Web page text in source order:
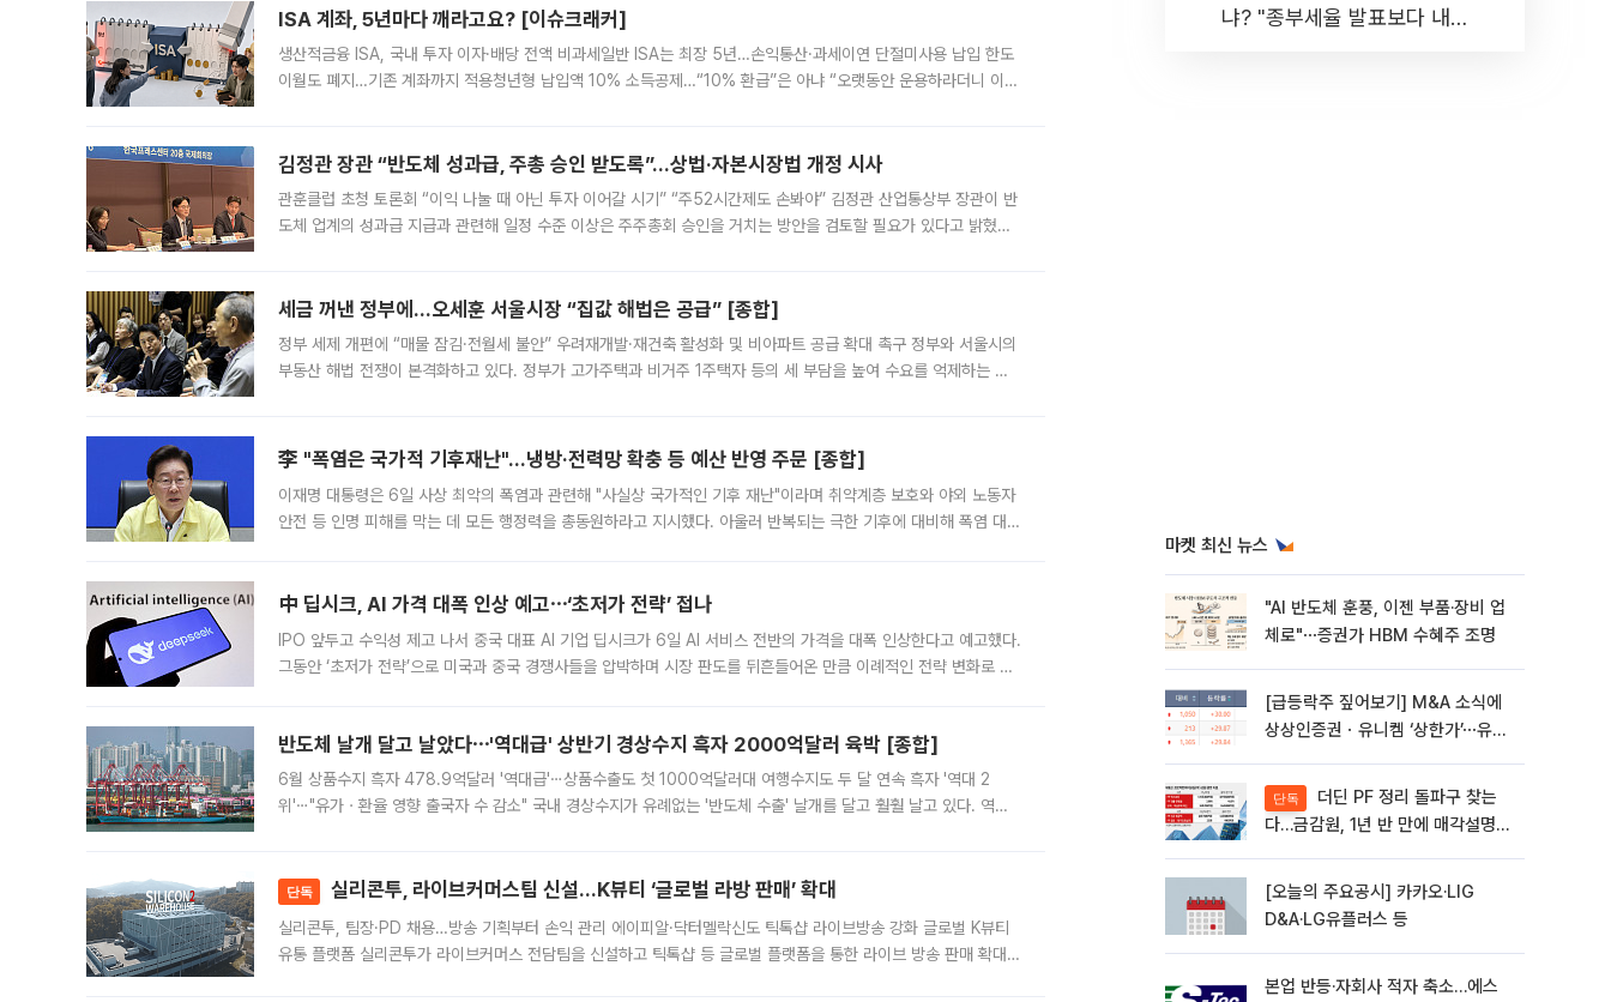
ISA 계좌, 5년마다 깨라고요? [이슈크래커]
생산적금융 ISA, 국내 투자 이자·배당 전액 비과세일반 ISA는 최장 5년…손익통산·과세이연 단절미사용 납입 한도
이월도 폐지…기존 계좌까지 적용청년형 납입액 10% 소득공제…“10% 환급”은 아냐 “오랫동안 운용하라더니 이제
김정관 장관 “반도체 성과급, 주총 승인 받도록”…상법·자본시장법 개정 시사
관훈클럽 초청 토론회 “이익 나눌 때 아닌 투자 이어갈 시기” “주52시간제도 손봐야” 김정관 산업통상부 장관이 반
도체 업계의 성과급 지급과 관련해 일정 수준 이상은 주주총회 승인을 거치는 방안을 검토할 필요가 있다고 밝혔다.
세금 꺼낸 정부에…오세훈 서울시장 “집값 해법은 공급” [종합]
정부 세제 개편에 “매물 잠김·전월세 불안” 우려재개발·재건축 활성화 및 비아파트 공급 확대 촉구 정부와 서울시의
부동산 해법 전쟁이 본격화하고 있다. 정부가 고가주택과 비거주 1주택자 등의 세 부담을 높여 수요를 억제하는 카
李 "폭염은 국가적 기후재난"…냉방·전력망 확충 등 예산 반영 주문 [종합]
이재명 대통령은 6일 사상 최악의 폭염과 관련해 "사실상 국가적인 기후 재난"이라며 취약계층 보호와 야외 노동자
안전 등 인명 피해를 막는 데 모든 행정력을 총동원하라고 지시했다. 아울러 반복되는 극한 기후에 대비해 폭염 대응
中 딥시크, AI 가격 대폭 인상 예고⋯‘초저가 전략’ 접나
IPO 앞두고 수익성 제고 나서 중국 대표 AI 기업 딥시크가 6일 AI 서비스 전반의 가격을 대폭 인상한다고 예고했다.
그동안 ‘초저가 전략’으로 미국과 중국 경쟁사들을 압박하며 시장 판도를 뒤흔들어온 만큼 이례적인 전략 변화로 평
반도체 날개 달고 날았다⋯'역대급' 상반기 경상수지 흑자 2000억달러 육박 [종합]
6월 상품수지 흑자 478.9억달러 '역대급'⋯상품수출도 첫 1000억달러대 여행수지도 두 달 연속 흑자 '역대 2
위'⋯"유가ㆍ환율 영향 출국자 수 감소" 국내 경상수지가 유례없는 '반도체 수출' 날개를 달고 훨훨 날고 있다. 역대
단독 실리콘투, 라이브커머스팀 신설…K뷰티 ‘글로벌 라방 판매’ 확대
실리콘투, 팀장·PD 채용…방송 기획부터 손익 관리 에이피알·닥터멜락신도 틱톡샵 라이브방송 강화 글로벌 K뷰티
유통 플랫폼 실리콘투가 라이브커머스 전담팀을 신설하고 틱톡샵 등 글로벌 플랫폼을 통한 라이브 방송 판매 확대에
냐? "종부세율 발표보다 내릴
마켓 최신 뉴스
"AI 반도체 훈풍, 이젠 부품·장비 업
체로"⋯증권가 HBM 수혜주 조명
[급등락주 짚어보기] M&A 소식에
상상인증권ㆍ유니켐 ‘상한가’⋯유증
단독
다…금감원, 1년 반 만에 매각설명회
[오늘의 주요공시] 카카오·LIG
D&A·LG유플러스 등
본업 반등·자회사 적자 축소…에스